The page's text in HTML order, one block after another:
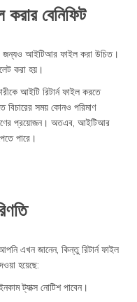
বেনিফিট
জন্যও আইটিআর ফাইল করা উচিত।
করা হয়।
আইটি রিটার্ন ফাইল করতে
বিচারের সময় কোনও পরিমাণ
প্রয়োজন। অতএব, আইটিআর
পারে।
এখন জানেন, কিন্তু রিটার্ন ফাইল
হয়েছে:
ট্যাক্স নোটিশ পাবেন।